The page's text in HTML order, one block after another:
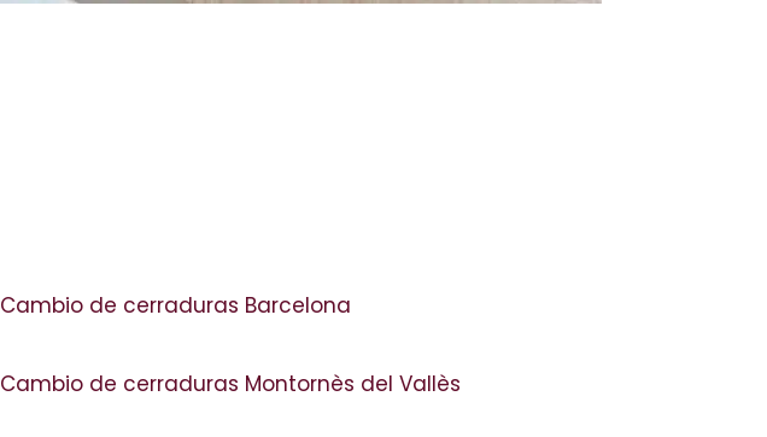
Cambio de cerraduras Barcelona
Cambio de cerraduras Montornès del Vallès